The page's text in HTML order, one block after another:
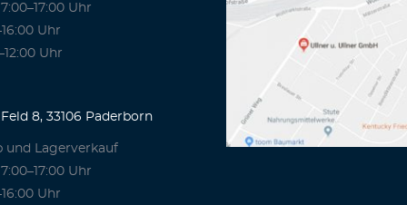
Uhr
Uhr
Uhr
8, 33106 Paderborn
und Lagerverkauf
Uhr
Uhr